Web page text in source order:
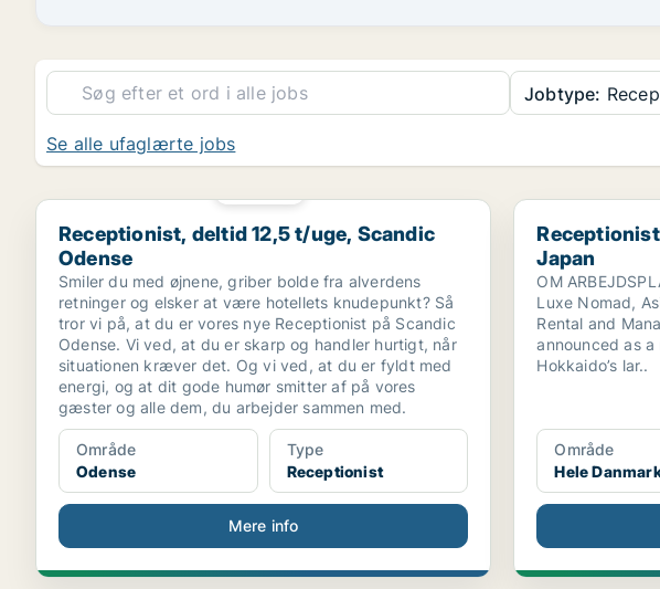
Jobtype:
Se alle ufaglærte jobs
Receptionist, deltid 12,5 t/uge, Scandic Odense
Receptionist, deltid 12,5 t/uge, Scandic
Odense
Smiler du med øjnene, griber bolde fra alverdens
retninger og elsker at være hotellets knudepunkt? Så
tror vi på, at du er vores nye Receptionist på Scandic
Odense. Vi ved, at du er skarp og handler hurtigt, når
situationen kræver det. Og vi ved, at du er fyldt med
energi, og at dit gode humør smitter af på vores
gæster og alle dem, du arbejder sammen med.
Område
Odense
Type
Receptionist
Mere info
Receptionist
Japan
OM
Luxe Nomad,
Rental and
announced as a
Hokkaido’s lar..
Område
Hele